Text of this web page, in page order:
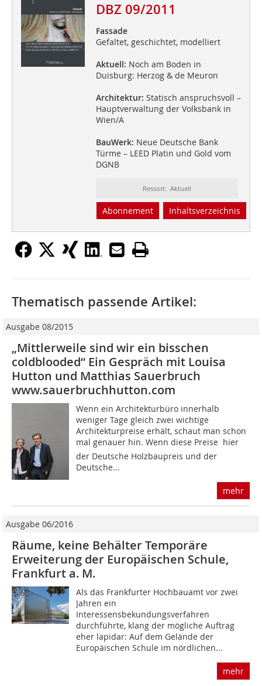
DBZ 09/2011
Fassade
Gefaltet, geschichtet, modelliert
Aktuell: Noch am Boden in
Duisburg: Herzog & de Meuron
Architektur: Statisch anspruchsvoll –
Hauptverwaltung der Volksbank in
Wien/A
BauWerk: Neue Deutsche Bank
Türme – LEED Platin und Gold vom
DGNB
Ressort: Aktuell
Abonnement Inhaltsverzeichnis
Thematisch passende Artikel:
Ausgabe 08/2015
„Mittlerweile sind wir ein bisschen
coldblooded“ Ein Gespräch mit Louisa
Hutton und Matthias Sauerbruch
www.sauerbruchhutton.com
Wenn ein Architekturbüro innerhalb
weniger Tage gleich zwei wichtige
Architekturpreise erhält, schaut man schon
mal genauer hin. Wenn diese Preise  hier
der Deutsche Holzbaupreis und der
Deutsche...
mehr
Ausgabe 06/2016
Räume, keine Behälter Temporäre
Erweiterung der Europäischen Schule,
Frankfurt a. M.
Als das Frankfurter Hochbauamt vor zwei
Jahren ein
Interessensbekundungsverfahren
durchführte, klang der mögliche Auftrag
eher lapidar: Auf dem Gelände der
Europäischen Schule im nördlichen...
mehr